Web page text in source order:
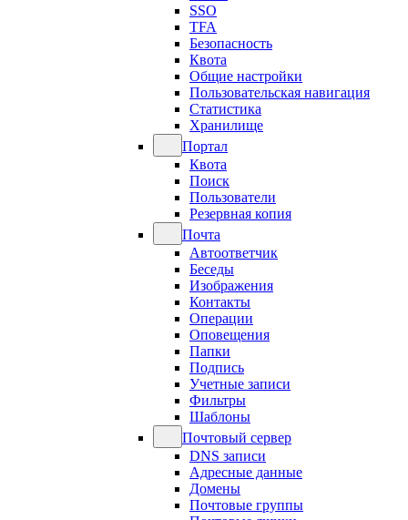
SSO
TFA
Безопасность
Квота
Общие настройки
Пользовательская навигация
Статистика
Хранилище
Портал
Квота
Поиск
Пользователи
Резервная копия
Почта
Автоответчик
Беседы
Изображения
Контакты
Операции
Оповещения
Папки
Подпись
Учетные записи
Фильтры
Шаблоны
Почтовый сервер
DNS записи
Адресные данные
Домены
Почтовые группы